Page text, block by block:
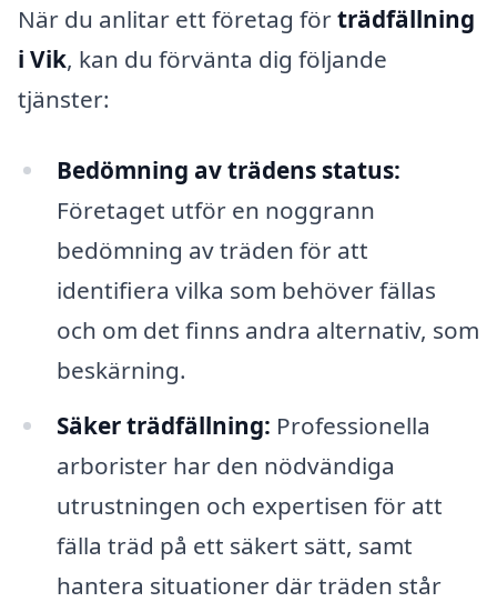
När du anlitar ett företag förträdfällning
i Vik, kan du förvänta dig följande
tjänster:
Bedömning av trädens status:
Företaget utför en noggrann
bedömning av träden för att
identifiera vilka som behöver fällas
och om det finns andra alternativ, som
beskärning.
Säker trädfällning: Professionella
arborister har den nödvändiga
utrustningen och expertisen för att
fälla träd på ett säkert sätt, samt
hantera situationer där träden står